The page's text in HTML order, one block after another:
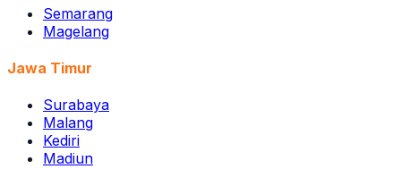
Semarang
Magelang
Jawa Timur
Surabaya
Malang
Kediri
Madiun